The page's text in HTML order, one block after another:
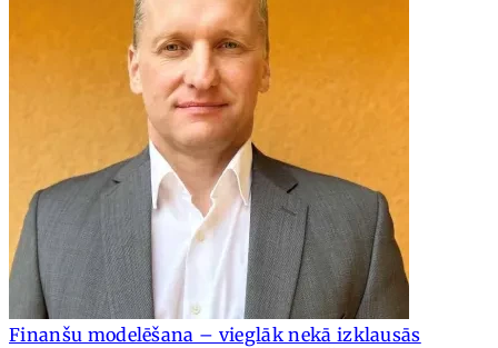
Finanšu modelēšana – vieglāk nekā izklausās